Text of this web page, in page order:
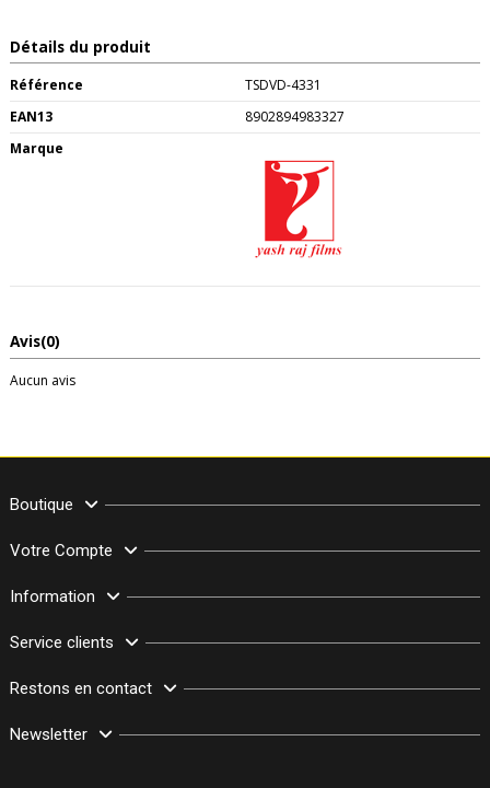
Détails du produit
Référence
TSDVD-4331
EAN13
8902894983327
Marque
Avis(0)
Aucun avis
Boutique
Votre Compte
Information
Service clients
Restons en contact
Newsletter